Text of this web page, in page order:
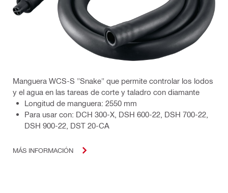
Manguera WCS-S "Snake" que permite controlar los lodos
y el agua en las tareas de corte y taladro con diamante
Longitud de manguera: 2550 mm
Para usar con: DCH 300-X, DSH 600-22, DSH 700-22,
DSH 900-22, DST 20-CA
MÁS INFORMACIÓN